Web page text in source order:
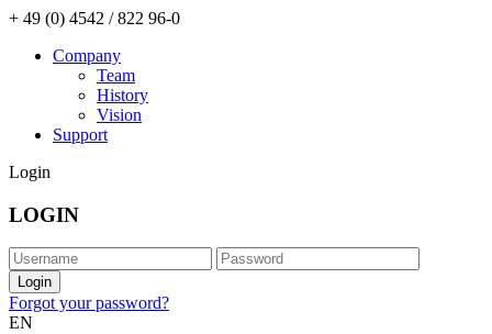
+ 49 (0) 4542 / 822 96-0
Company
Team
History
Vision
Support
Login
LOGIN
Forgot your password?
EN